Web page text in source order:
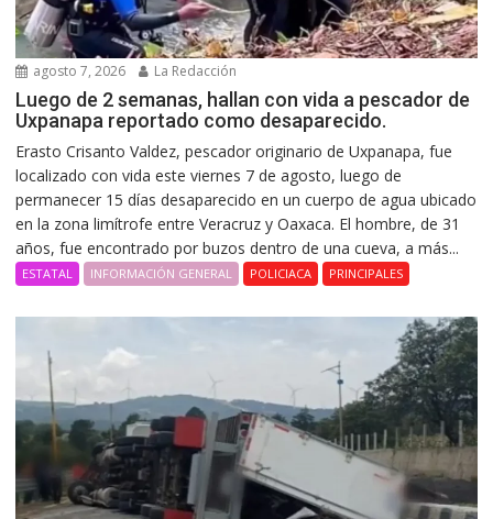
agosto 7, 2026 La Redacción
Luego de 2 semanas, hallan con vida a pescador de
Uxpanapa reportado como desaparecido.
Erasto Crisanto Valdez, pescador originario de Uxpanapa, fue
localizado con vida este viernes 7 de agosto, luego de
permanecer 15 días desaparecido en un cuerpo de agua ubicado
en la zona limítrofe entre Veracruz y Oaxaca. El hombre, de 31
años, fue encontrado por buzos dentro de una cueva, a más...
ESTATAL INFORMACIÓN GENERAL POLICIACA PRINCIPALES